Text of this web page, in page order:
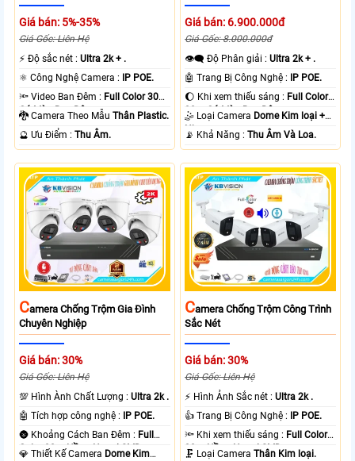
Giá bán: 5%-35%
Giá Gốc: Liên Hệ
️⚡ Độ sắc nét :Ultra 2k + .
⚛️ Công Nghệ Camera :
IP POE.
🔦 Video Ban Đêm : Full Color 30m
Có Màu Ban Ðêm.
🐉️ Camera Theo MẫuThân Plastic.
️🔮 Ưu Điểm :Thu Âm.
Giá bán: 6.900.000đ
Giá Gốc: 8.000.000đ
👁️‍🗨 Độ Phân giải :Ultra 2k + .
🤖️ Trang Bị Công Nghệ :
IP POE.
🌔 Khi xem thiếu sáng : Full Color
30m Có Màu Ban Ðêm.
🤹 Loại Camera Dome Kim loại +
Nhựa.
️📡 Khả Năng :Thu Âm Và Loa.
CAmera Chống Trộm Gia Đình
Chuyên Nghiệp
Giá bán: 30%
Giá Gốc: Liên Hệ
💯 Hình Ành Chất Lượng :Ultra 2k .
🤖️ Tích hợp công nghệ :
IP POE.
🌚 Khoảng Cách Ban Đêm : Full
Color 30m Hồng Ngoại SMD.
💎 Thiết Kế Camera Dome Kim
CAmera Chống Trộm Công Trình
Sắc Nét
Giá bán: 30%
Giá Gốc: Liên Hệ
️⚡ Hình Ảnh Sắc nét :Ultra 2k .
👍 Trang Bị Công Nghệ :
IP POE.
🔦 Khi xem thiếu sáng : Full Color
30m Hồng Ngoại SMD.
🗜️ Loại CameraThân Kim loại.